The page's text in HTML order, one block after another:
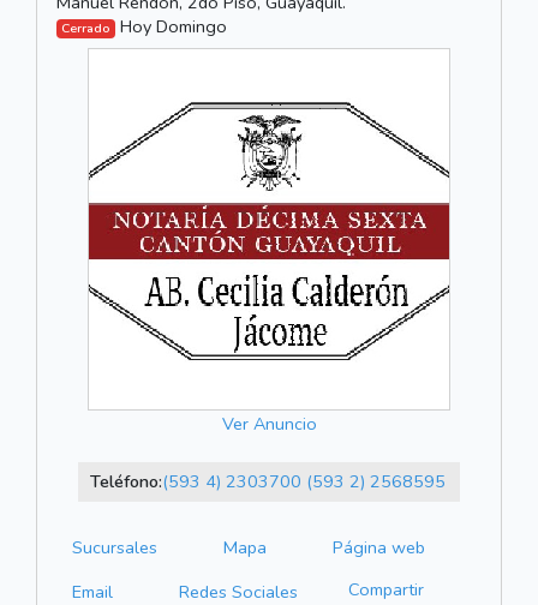
Cerrado Hoy Domingo
Ver Anuncio
Teléfono:(593 4) 2303700 (593 2) 2568595
Sucursales Mapa
Página web
Email
Redes Sociales Compartir